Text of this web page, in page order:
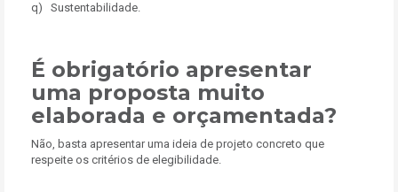
q) Sustentabilidade.
É obrigatório apresentar
uma proposta muito
elaborada e orçamentada?
Não, basta apresentar uma ideia de projeto concreto que
respeite os critérios de elegibilidade.